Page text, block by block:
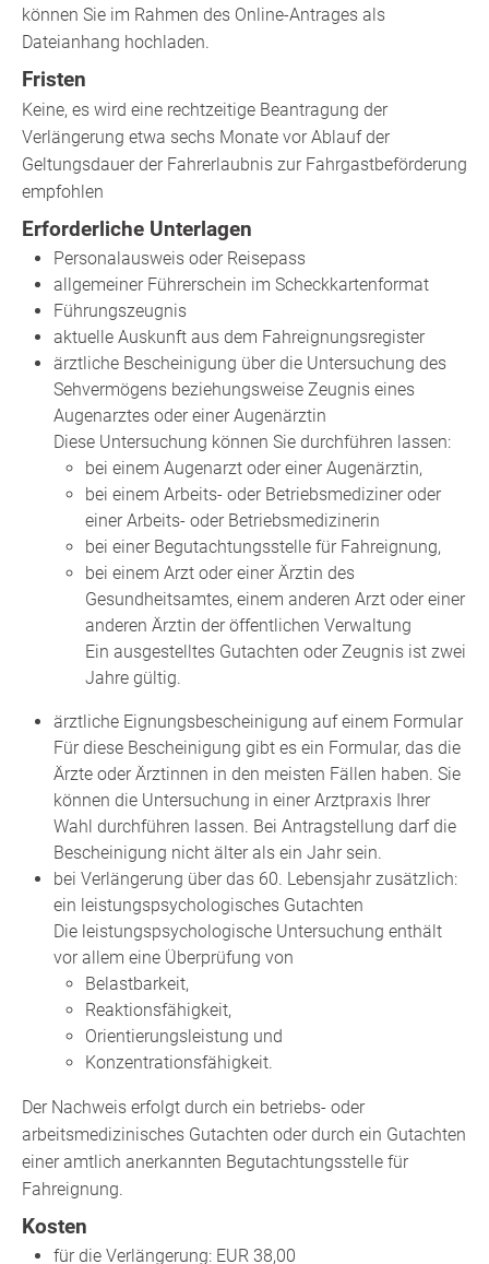
können Sie im Rahmen des Online-Antrages als
Dateianhang hochladen.
Fristen
Keine, es wird eine rechtzeitige Beantragung der
Verlängerung etwa sechs Monate vor Ablauf der
Geltungsdauer der Fahrerlaubnis zur Fahrgastbeförderung
empfohlen
Erforderliche Unterlagen
Personalausweis oder Reisepass
allgemeiner Führerschein im Scheckkartenformat
Führungszeugnis
aktuelle Auskunft aus dem Fahreignungsregister
ärztliche Bescheinigung über die Untersuchung des
Sehvermögens beziehungsweise Zeugnis eines
Augenarztes oder einer Augenärztin
Diese Untersuchung können Sie durchführen lassen:
bei einem Augenarzt oder einer Augenärztin,
bei einem Arbeits- oder Betriebsmediziner oder
einer Arbeits- oder Betriebsmedizinerin
bei einer Begutachtungsstelle für Fahreignung,
bei einem Arzt oder einer Ärztin des
Gesundheitsamtes, einem anderen Arzt oder einer
anderen Ärztin der öffentlichen Verwaltung
Ein ausgestelltes Gutachten oder Zeugnis ist zwei
Jahre gültig.
ärztliche Eignungsbescheinigung auf einem Formular
Für diese Bescheinigung gibt es ein Formular, das die
Ärzte oder Ärztinnen in den meisten Fällen haben. Sie
können die Untersuchung in einer Arztpraxis Ihrer
Wahl durchführen lassen. Bei Antragstellung darf die
Bescheinigung nicht älter als ein Jahr sein.
bei Verlängerung über das 60. Lebensjahr zusätzlich:
ein leistungspsychologisches Gutachten
Die leistungspsychologische Untersuchung enthält
vor allem eine Überprüfung von
Belastbarkeit,
Reaktionsfähigkeit,
Orientierungsleistung und
Konzentrationsfähigkeit.
Der Nachweis erfolgt durch ein betriebs- oder
arbeitsmedizinisches Gutachten oder durch ein Gutachten
einer amtlich anerkannten Begutachtungsstelle für
Fahreignung.
Kosten
für die Verlängerung: EUR 38,00